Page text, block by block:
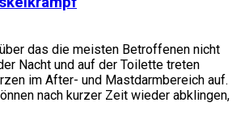
das die meisten Betroffenen nicht
Nacht und auf der Toilette treten
im After- und Mastdarmbereich auf.
nach kurzer Zeit wieder abklingen,